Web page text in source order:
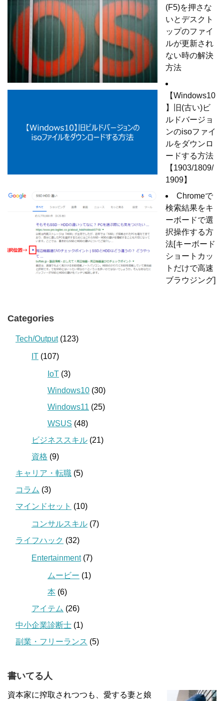
(F5)を押さな
いとデスクト
ップのファイ
ルが更新され
ない時の解決
方法
【Windows10
】旧(古い)ビ
ルドバージョ
ンのisoファイ
ルをダウンロ
ードする方法
【1903/1809/
1909】
Chromeで
検索結果をキ
ーボードで選
択操作する方
法[キーボード
ショートカッ
トだけで高速
ブラウジング]
Categories
Tech/Output(123)
IT (107)
IoT (3)
Windows10 (30)
Windows11 (25)
WSUS (48)
ビジネススキル (21)
資格 (9)
キャリア・転職 (5)
コラム (3)
マインドセット (10)
コンサルスキル (7)
ライフハック (32)
Entertainment(7)
ムービー (1)
本 (6)
アイテム (26)
中小企業診断士 (1)
副業・フリーランス (5)
書いてる人
資本家に搾取されつつも、愛する妻と娘